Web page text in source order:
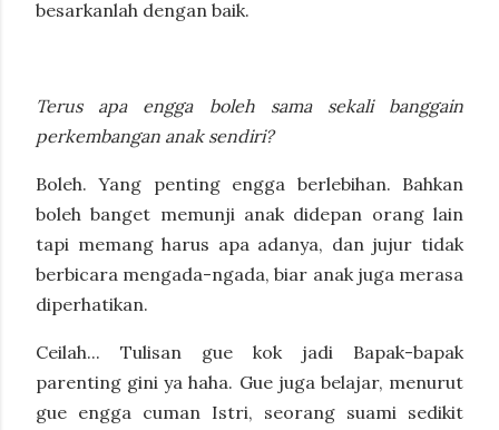
besarkanlah dengan baik.
Terus apa engga boleh sama sekali banggain
perkembangan anak sendiri?
Boleh. Yang penting engga berlebihan. Bahkan
boleh banget memunji anak didepan orang lain
tapi memang harus apa adanya, dan jujur tidak
berbicara mengada-ngada, biar anak juga merasa
diperhatikan.
Ceilah... Tulisan gue kok jadi Bapak-bapak
parenting gini ya haha. Gue juga belajar, menurut
gue engga cuman Istri, seorang suami sedikit